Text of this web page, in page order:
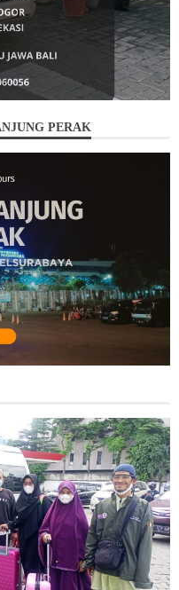
PERAK